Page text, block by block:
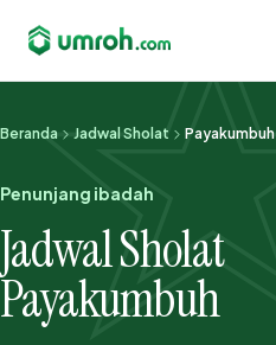
Beranda Jadwal Sholat Payakumbuh
Penunjang ibadah
Jadwal Sholat
Payakumbuh